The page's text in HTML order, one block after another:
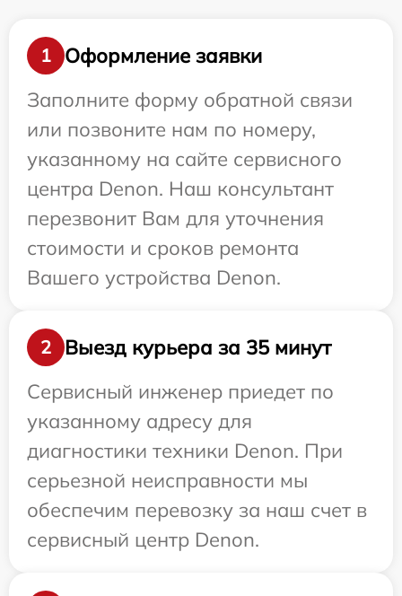
1
Оформление заявки
Заполните форму обратной связи
или позвоните нам по номеру,
указанному на сайте сервисного
центра Denon. Наш консультант
перезвонит Вам для уточнения
стоимости и сроков ремонта
Вашего устройства Denon.
2
Выезд курьера за 35 минут
Сервисный инженер приедет по
указанному адресу для
диагностики техники Denon. При
серьезной неисправности мы
обеспечим перевозку за наш счет в
сервисный центр Denon.